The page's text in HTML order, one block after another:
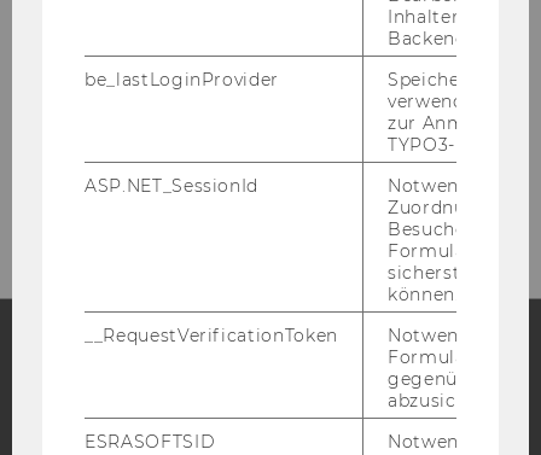
Österreich
+43-1-31336-4166 / +43-1-31336-4775
+43-1-31336-904166 / +43-1-31336-
904775
E-Mail: geschichte@wu.ac.at
Blog
Inhalten im
Backend.
be_lastLoginProvider
Speichert die
verwendete
zur Anmeldung
TYPO3-Backend.
ASP.NET_SessionId
Notwendig, um
Zuordnung von
Besucher zu
sicherstellen zu
können.
__RequestVerificationToken
Notwendig, um
gegenüber
abzusichern.
ESRASOFTSID
Notwendig zur